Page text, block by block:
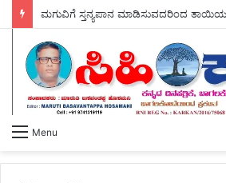
Menu